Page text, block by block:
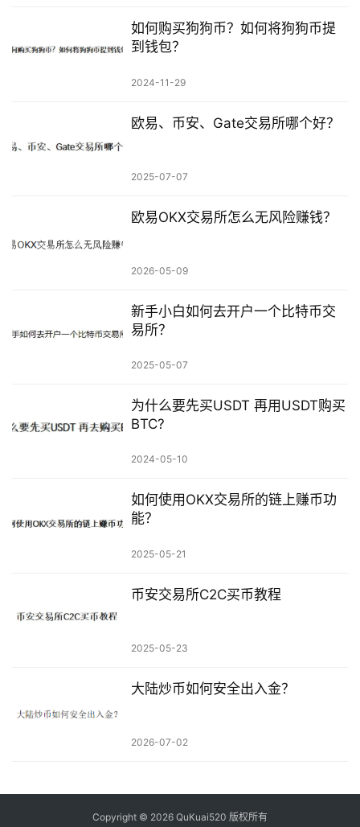
如何购买狗狗币？如何将狗狗币提
到钱包？
2024-11-29
欧易、币安、Gate交易所哪个好？
2025-07-07
欧易OKX交易所怎么无风险赚钱？
2026-05-09
新手小白如何去开户一个比特币交
易所？
2025-05-07
为什么要先买USDT 再用USDT购买
BTC?
2024-05-10
如何使用OKX交易所的链上赚币功
能？
2025-05-21
币安交易所C2C买币教程
2025-05-23
大陆炒币如何安全出入金？
2026-07-02
Copyright © 2026 QuKuai520 版权所有